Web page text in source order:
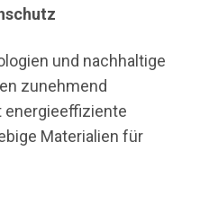
und nachhaltige
zunehmend
energieeffiziente
Materialien für